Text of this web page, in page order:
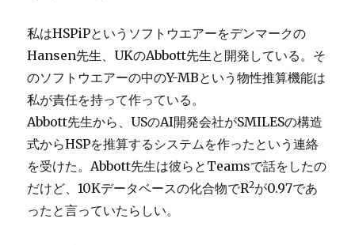
私はHSPiPというソフトウエアーをデンマークの
Hansen先生、UKのAbbott先生と開発している。そ
のソフトウエアーの中のY-MBという物性推算機能は
私が責任を持って作っている。
Abbott先生から、USのAI開発会社がSMILESの構造
式からHSPを推算するシステムを作ったという連絡
を受けた。Abbott先生は彼らとTeamsで話をしたの
だけど、10Kデータベースの化合物でR2が0.97であ
ったと言っていたらしい。